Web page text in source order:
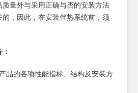
质量外与采用正确与否的安装方法
，因此，在安装伴热系统前，须
的各项性能指标、结构及安装方